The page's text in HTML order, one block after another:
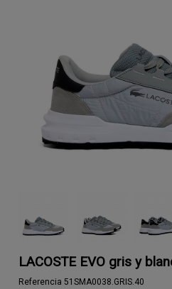
LACOSTE EVO gris y
Referencia 51SMA0038.GRIS.40